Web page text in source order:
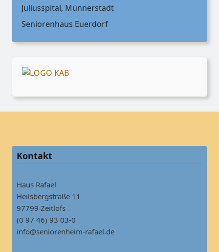
Juliusspital, Münnerstadt
Seniorenhaus Euerdorf
Kontakt
Haus Rafael
Heilsbergstraße 11
97799 Zeitlofs
(0 97 46) 93 03-0
info@seniorenheim-rafael.de